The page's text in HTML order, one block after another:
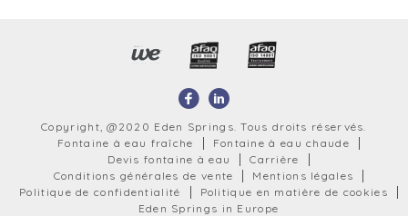
Copyright, @2020 Eden Springs. Tous droits réservés.
Fontaine à eau fraîche
Fontaine à eau chaude
Devis fontaine à eau
Carrière
Conditions générales de vente
Mentions légales
Politique de confidentialité
Politique en matière de cookies
Eden Springs in Europe